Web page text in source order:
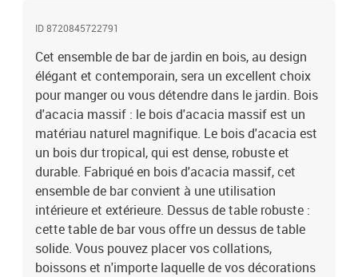
ID 8720845722791
Cet ensemble de bar de jardin en bois, au design
élégant et contemporain, sera un excellent choix
pour manger ou vous détendre dans le jardin. Bois
d'acacia massif : le bois d'acacia massif est un
matériau naturel magnifique. Le bois d'acacia est
un bois dur tropical, qui est dense, robuste et
durable. Fabriqué en bois d'acacia massif, cet
ensemble de bar convient à une utilisation
intérieure et extérieure. Dessus de table robuste :
cette table de bar vous offre un dessus de table
solide. Vous pouvez placer vos collations,
boissons et n'importe laquelle de vos décorations